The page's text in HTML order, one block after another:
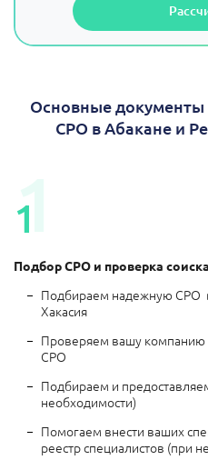
Основные документы
СРО в Абакане и
1
1
Подбор СРО и проверка
Подбираем надежную СРО
Хакасия
Проверяем вашу компанию
СРО
Подбираем и
необходимости)
Помогаем внести ваших
реестр специалистов (при